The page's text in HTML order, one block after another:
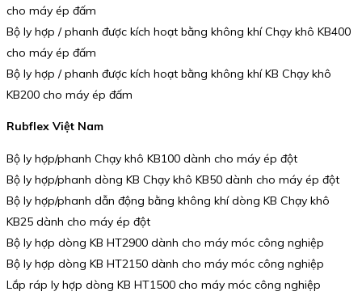
cho máy ép đấm
Bộ ly hợp / phanh được kích hoạt bằng không khí Chạy khô KB400
cho máy ép đấm
Bộ ly hợp / phanh được kích hoạt bằng không khí KB Chạy khô
KB200 cho máy ép đấm
Rubflex Việt Nam
Bộ ly hợp/phanh Chạy khô KB100 dành cho máy ép đột
Bộ ly hợp/phanh dòng KB Chạy khô KB50 dành cho máy ép đột
Bộ ly hợp/phanh dẫn động bằng không khí dòng KB Chạy khô
KB25 dành cho máy ép đột
Bộ ly hợp dòng KB HT2900 dành cho máy móc công nghiệp
Bộ ly hợp dòng KB HT2150 dành cho máy móc công nghiệp
Lắp ráp ly hợp dòng KB HT1500 cho máy móc công nghiệp